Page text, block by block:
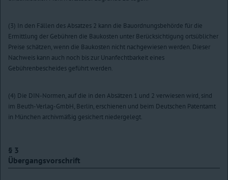
(3) In den Fällen des Absatzes 2 kann die Bauordnungsbehörde für die
Ermittlung der Gebühren die Baukosten unter Berücksichtigung ortsüblicher
Preise schätzen, wenn die Baukosten nicht nachgewiesen werden. Dieser
Nachweis kann auch noch bis zur Unanfechtbarkeit eines
Gebührenbescheides geführt werden.
(4) Die DIN-Normen, auf die in den Absätzen 1 und 2 verwiesen wird, sind
im Beuth-Verlag-GmbH, Berlin, erschienen und beim Deutschen Patentamt
in München archivmäßig gesichert niedergelegt.
§ 3
Übergangsvorschrift